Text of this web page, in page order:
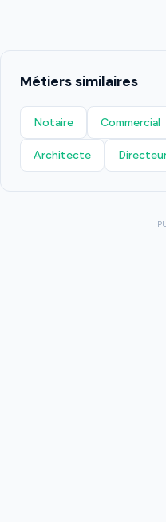
Métiers similaires
Notaire Commercial
Architecte